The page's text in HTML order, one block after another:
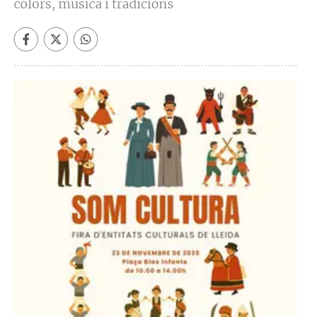
colors, música i tradicions